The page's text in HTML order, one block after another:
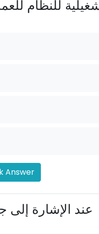
للنظام
Answer